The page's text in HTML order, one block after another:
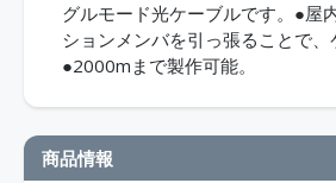
グルモード光ケーブルです。●屋
ションメンバを引っ張ることで
●2000mまで製作可能。
商品情報